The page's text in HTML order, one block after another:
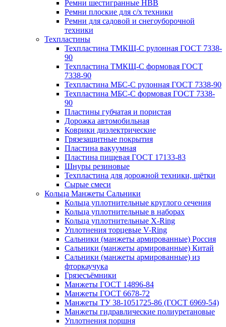
Ремни шестигранные HBB
Ремни плоские для с/х техники
Ремни для садовой и снегоуборочной
техники
Техпластины
Техпластина ТМКЩ-С рулонная ГОСТ 7338-
90
Техпластина ТМКЩ-С формовая ГОСТ
7338-90
Техпластина МБС-С рулонная ГОСТ 7338-90
Техпластина МБС-С формовая ГОСТ 7338-
90
Пластины губчатая и пористая
Дорожка автомобильная
Коврики диэлектрические
Грязезащитные покрытия
Пластина вакуумная
Пластина пищевая ГОСТ 17133-83
Шнуры резиновые
Техпластина для дорожной техники, щётки
Сырые смеси
Кольца Манжеты Сальники
Кольца уплотнительные круглого сечения
Кольца уплотнительные в наборах
Кольца уплотнительные Х-Ring
Уплотнения торцевые V-Ring
Сальники (манжеты армированные) Россия
Сальники (манжеты армированные) Китай
Сальники (манжеты армированные) из
фторкаучука
Грязесъёмники
Манжеты ГОСТ 14896-84
Манжеты ГОСТ 6678-72
Манжеты ТУ 38-1051725-86 (ГОСТ 6969-54)
Манжеты гидравлические полиуретановые
Уплотнения поршня